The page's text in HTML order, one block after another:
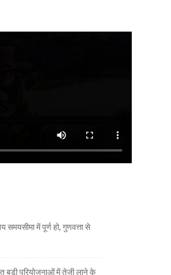
समयसीमा में पूर्ण हो, गुणवत्ता से
बड़ी परियोजनाओं में तेजी लाने के